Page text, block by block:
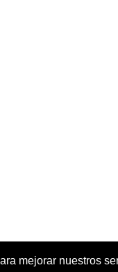
mejorar nuestros